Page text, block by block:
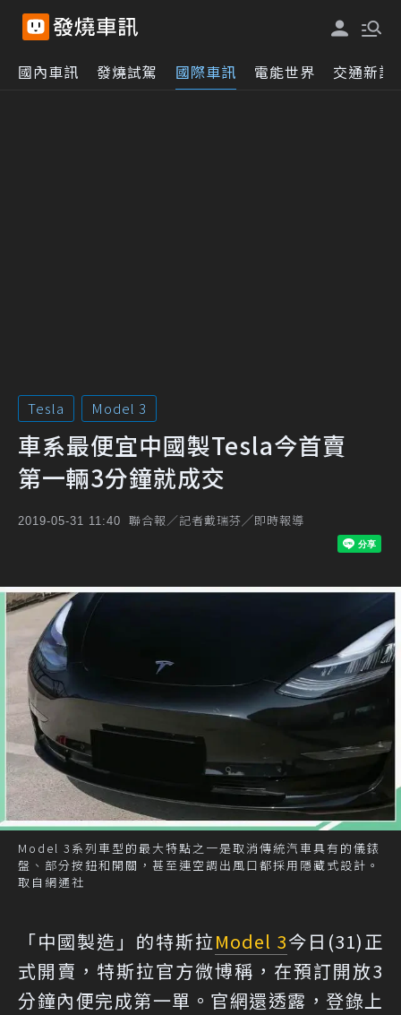
國內車訊 發燒試駕 國際車訊 電能世界 交通新訊
Tesla Model 3
車系最便宜中國製Tesla今首賣
第一輛3分鐘就成交
2019-05-31 11:40 聯合報／記者戴瑞芬╱即時報導
Model 3系列車型的最大特點之一是取消傳統汽車具有的儀錶
盤、部分按鈕和開關，甚至連空調出風口都採用隱藏式設計。
取自網通社
「中國製造」的特斯拉Model 3今日(31)正
式開賣，特斯拉官方微博稱，在預訂開放3
分鐘內便完成第一單。官網還透露，登錄上